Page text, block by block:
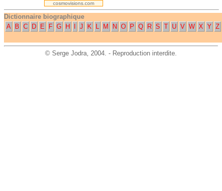
cosmovisions.com
Dictionnaire biographique
A
B C D E F G H J K L M N O P Q R S T U V W X Y Z
© Serge Jodra, 2004. - Reproduction interdite.